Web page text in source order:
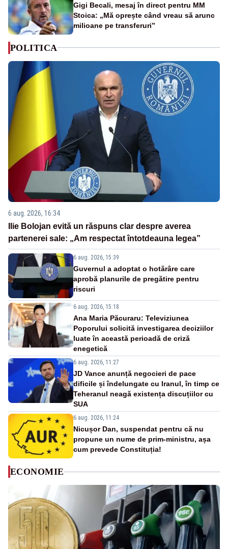
Gigi Becali, mesaj în direct pentru MM
Stoica: „Mă oprește când vreau să arunc
milioane pe transferuri”
POLITICA
6 aug. 2026, 16:34
Ilie Bolojan evită un răspuns clar despre averea
partenerei sale: „Am respectat întotdeauna legea”
6 aug. 2026, 15:39
Guvernul a adoptat o hotărâre care
aprobă planurile de pregătire pentru
riscuri
6 aug. 2026, 15:18
Ana Maria Păcuraru: Televiziunea
Poporului solicită investigarea deciziilor
luate în această perioadă de criză
enegetică
6 aug. 2026, 11:27
JD Vance anunță negocieri de pace
dificile și îndelungate cu Iranul, în timp ce
Teheranul neagă existența discuțiilor cu
SUA
6 aug. 2026, 11:24
Nicușor Dan, suspendat pentru că nu
propune un nume de prim-ministru, așa
cum prevede Constituția!
ECONOMIE